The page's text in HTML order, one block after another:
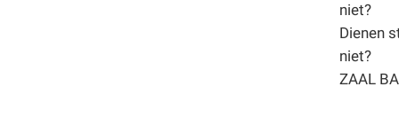
niet?
Dienen
niet?
ZAAL